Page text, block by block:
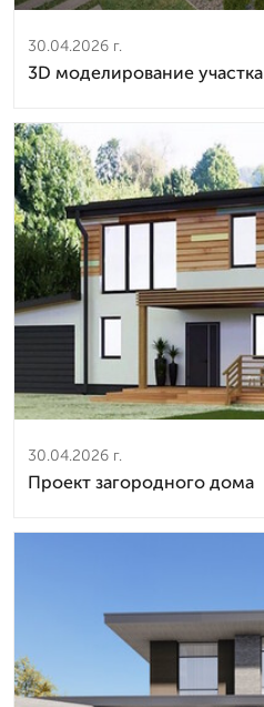
30.04.2026 г.
3D моделирование участка
30.04.2026 г.
Проект загородного дома